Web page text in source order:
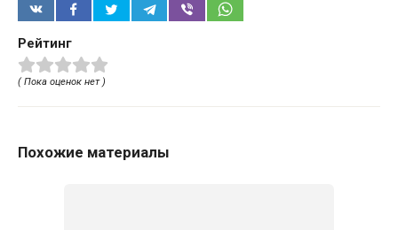
Рейтинг
( Пока оценок нет )
Похожие материалы